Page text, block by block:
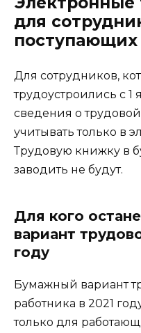
для
поступающих
Для сотрудников,
трудоустроились с 1
сведения о
учитывать только в
Трудовую книжку в
заводить не будут.
Для кого
вариант
году
Бумажный вариант
работника в 2021
только для